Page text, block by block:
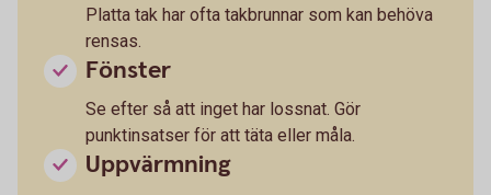
Platta tak har ofta takbrunnar som kan behöva
rensas.
Fönster
Se efter så att inget har lossnat. Gör
punktinsatser för att täta eller måla.
Uppvärmning